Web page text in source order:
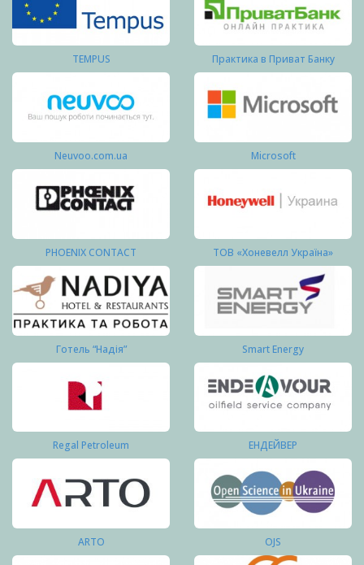
TEMPUS Практика в Приват Банку
Neuvoo.com.ua Microsoft
PHOENIX CONTACT ТОВ «Хоневелл Україна»
Готель “Надія” Smart Energy
Regal Petroleum ЕНДЕЙВЕР
ARTO OJS